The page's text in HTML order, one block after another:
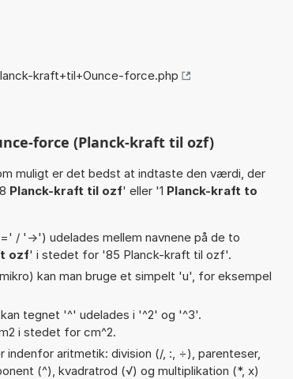
kraft+til+Ounce-force.php
force (Planck-kraft til ozf)
muligt er det bedst at indtaste den værdi, der
Planck-kraft til ozf' eller '1 Planck-kraft to
'->') udelades mellem navnene på de to
ozf' i stedet for '85 Planck-kraft til ozf'.
kan man bruge et simpelt 'u', for eksempel
tegnet '^' udelades i '^2' og '^3'.
i stedet for cm^2.
aritmetik: division (/, :, ÷), parenteser,
(^), kvadratrod (√) og multiplikation (*, x)